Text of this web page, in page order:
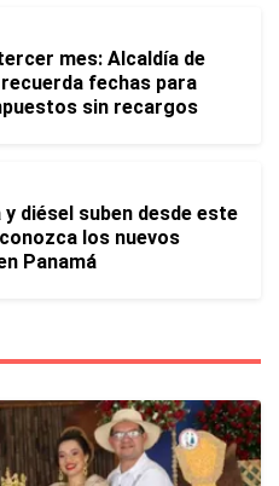
mes: Alcaldía de
fechas para
sin recargos
y diésel suben desde este
los nuevos
Panamá